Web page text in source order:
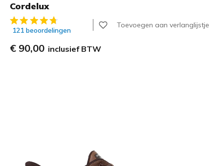
Cordelux
4,2 van de 5 klantbeoordelingen
121 beoordelingen
Toevoegen aan verlanglijstje
€ 90,00 inclusief BTW